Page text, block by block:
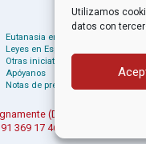
Utilizamos
datos con
Eutanasia en el mundo
Leyes en España
Otras iniciativas
Apóyanos
Notas de prensa
(DMD)
369 17 46